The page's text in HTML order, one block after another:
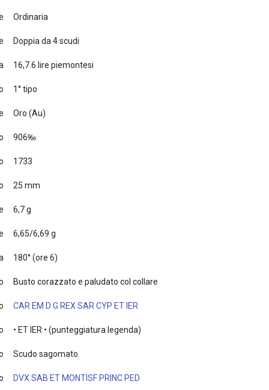
Ordinaria
Doppia da 4 scudi
16,7.6 lire piemontesi
1° tipo
Oro (Au)
906‰
1733
25 mm
6,7 g
6,65/6,69 g
180° (ore 6)
Busto corazzato e paludato col collare
CAR EM D G REX SAR CYP ET IER
• ET IER • (punteggiatura legenda)
Scudo sagomato
DVX SAB ET MONTISF PRINC PED